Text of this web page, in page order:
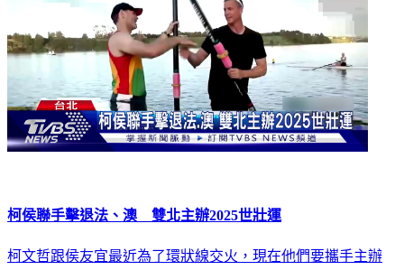
柯侯聯手擊退法、澳 雙北主辦2025世壯運
柯文哲跟侯友宜最近為了環狀線交火，現在他們要攜手主辦